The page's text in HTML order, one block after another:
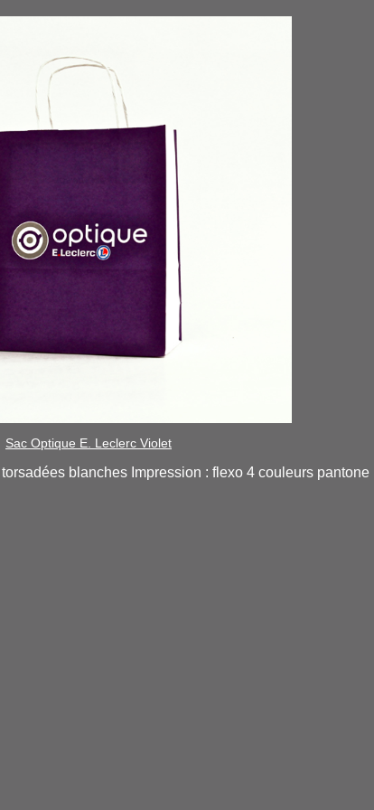
Sac Optique E. Leclerc Violet
blanches Impression : flexo 4 couleurs